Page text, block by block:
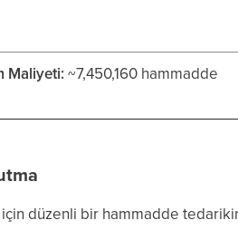
Maliyeti: ~7,450,160 hammadde
düzenli bir hammadde